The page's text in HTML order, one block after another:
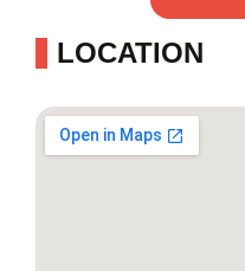
LOCATION